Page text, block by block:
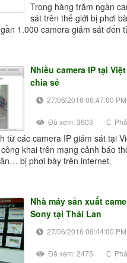
Trong hàng trăm ngàn
sát trên thế giới bị phơi
1.000 camera giám sát đến
Nhiều camera IP tại
chia sẻ
27/06/2016 06:47:00 PM
Đã xem: 3603
từ các camera IP giám sát tại
khai trên mạng cảnh báo
bị phơi bày trên internet.
Nhà máy sản xuất
Sony tại Thái Lan
27/06/2016 06:44:00 PM
Đã xem: 2475